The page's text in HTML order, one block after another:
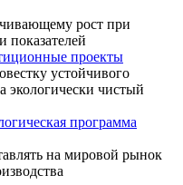
рост при
показателей
проекты
устойчивого
экологически чистый
программа
на мировой рынок